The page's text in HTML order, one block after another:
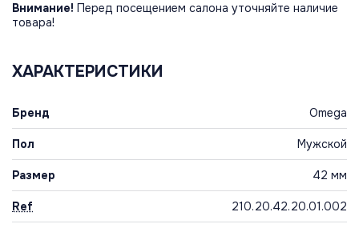
Внимание! Перед посещением салона уточняйте наличие
товара!
ХАРАКТЕРИСТИКИ
Бренд Omega
Пол Мужской
Размер 42 мм
Ref 210.20.42.20.01.002